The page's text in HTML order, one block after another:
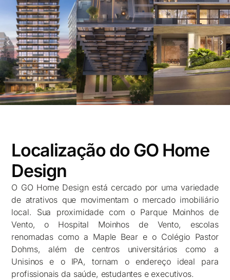
Localização do GO Home
Design
O GO Home Design está cercado por uma variedade
de atrativos que movimentam o mercado imobiliário
local.
Sua proximidade com o Parque Moinhos de
Vento, o Hospital Moinhos de Vento, escolas
renomadas como a Maple Bear e o Colégio Pastor
Dohms, além de centros universitários como a
Unisinos e o IPA, tornam o endereço ideal para
profissionais da saúde, estudantes e executivos.